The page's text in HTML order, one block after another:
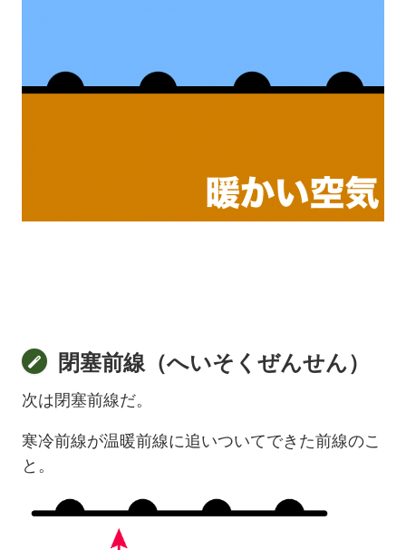
閉塞前線（へいそくぜんせん）
次は閉塞前線だ。
寒冷前線が温暖前線に追いついてできた前線のこ
と。